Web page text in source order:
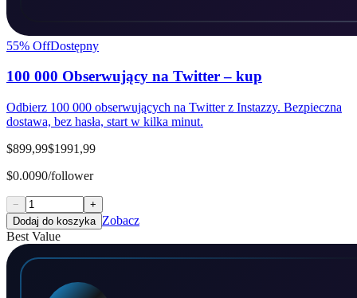
55% OffDostępny
100 000 Obserwujący na Twitter – kup
Odbierz 100 000 obserwujących na Twitter z Instazzy. Bezpieczna
dostawa, bez hasła, start w kilka minut.
$899,99$1991,99
$0.0090/follower
−
+
Dodaj do koszyka Zobacz
Best Value